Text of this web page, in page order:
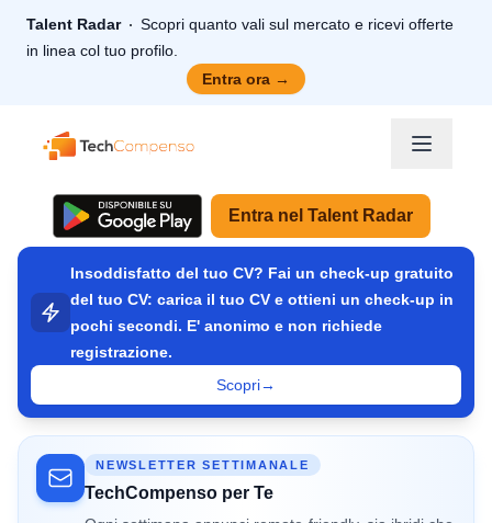
Talent Radar
Scopri quanto vali sul mercato e ricevi offerte
in linea col tuo profilo.
Entra ora →
TechCompenso
Entra nel Talent Radar
Insoddisfatto del tuo CV? Fai un check-up gratuito
del tuo CV: carica il tuo CV e ottieni un check-up in
pochi secondi. E' anonimo e non richiede
registrazione.
Scopri→
NEWSLETTER SETTIMANALE
TechCompenso per Te